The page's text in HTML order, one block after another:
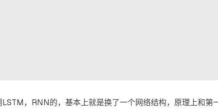
，RNN的，基本上就是换了一个网络结构，原理上和第